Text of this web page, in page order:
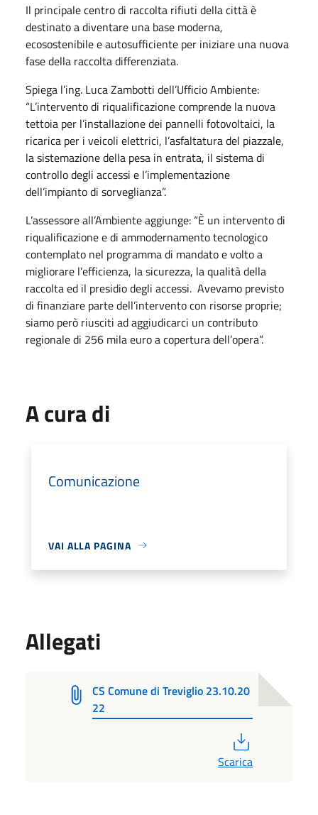
Il principale centro di raccolta rifiuti della città è
destinato a diventare una base moderna,
ecosostenibile e autosufficiente per iniziare una nuova
fase della raccolta differenziata.
Spiega l’ing. Luca Zambotti dell’Ufficio Ambiente:
“L’intervento di riqualificazione comprende la nuova
tettoia per l’installazione dei pannelli fotovoltaici, la
ricarica per i veicoli elettrici, l’asfaltatura del piazzale,
la sistemazione della pesa in entrata, il sistema di
controllo degli accessi e l’implementazione
dell’impianto di sorveglianza”.
L’assessore all’Ambiente aggiunge: “È un intervento di
riqualificazione e di ammodernamento tecnologico
contemplato nel programma di mandato e volto a
migliorare l’efficienza, la sicurezza, la qualità della
raccolta ed il presidio degli accessi. Avevamo previsto
di finanziare parte dell’intervento con risorse proprie;
siamo però riusciti ad aggiudicarci un contributo
regionale di 256 mila euro a copertura dell’opera”.
A cura di
Comunicazione
VAI ALLA PAGINA
Allegati
CS Comune di Treviglio 23.10.20
22
Scarica